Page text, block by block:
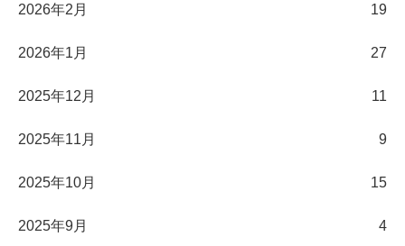
2026年2月 19
2026年1月 27
2025年12月 11
2025年11月 9
2025年10月 15
2025年9月 4